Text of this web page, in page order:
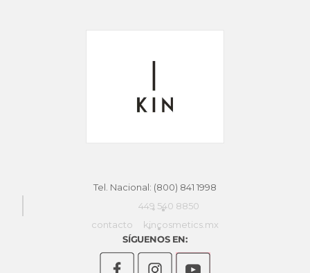
Tel. Nacional: (800) 841 1998
449 540 8850
contacto
kincosmetics.mx
SÍGUENOS EN: